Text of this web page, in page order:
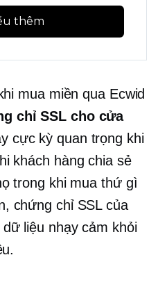
thêm
mua miền qua Ecwid
chỉ SSL cho cửa
cực kỳ quan trọng khi
khách hàng chia sẻ
trong khi mua thứ gì
chứng chỉ SSL của
liệu nhạy cảm khỏi